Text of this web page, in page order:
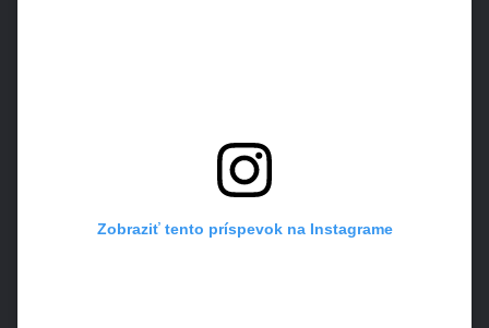
Zobraziť tento príspevok na Instagrame